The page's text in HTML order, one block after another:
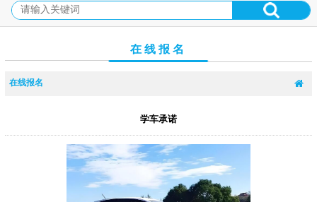
在线报名
在线报名
学车承诺